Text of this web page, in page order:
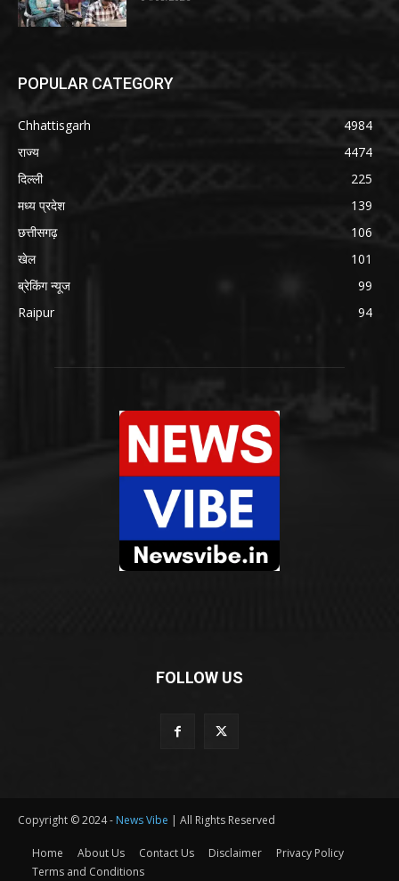
POPULAR CATEGORY
Chhattisgarh
4984
राज्य
4474
दिल्ली
225
मध्य प्रदेश
139
छत्तीसगढ़
106
खेल
101
ब्रेकिंग न्यूज
99
Raipur
94
FOLLOW US
Copyright © 2024 - News Vibe | All Rights Reserved
Home About Us Contact Us Disclaimer
Privacy Policy
Terms and Conditions